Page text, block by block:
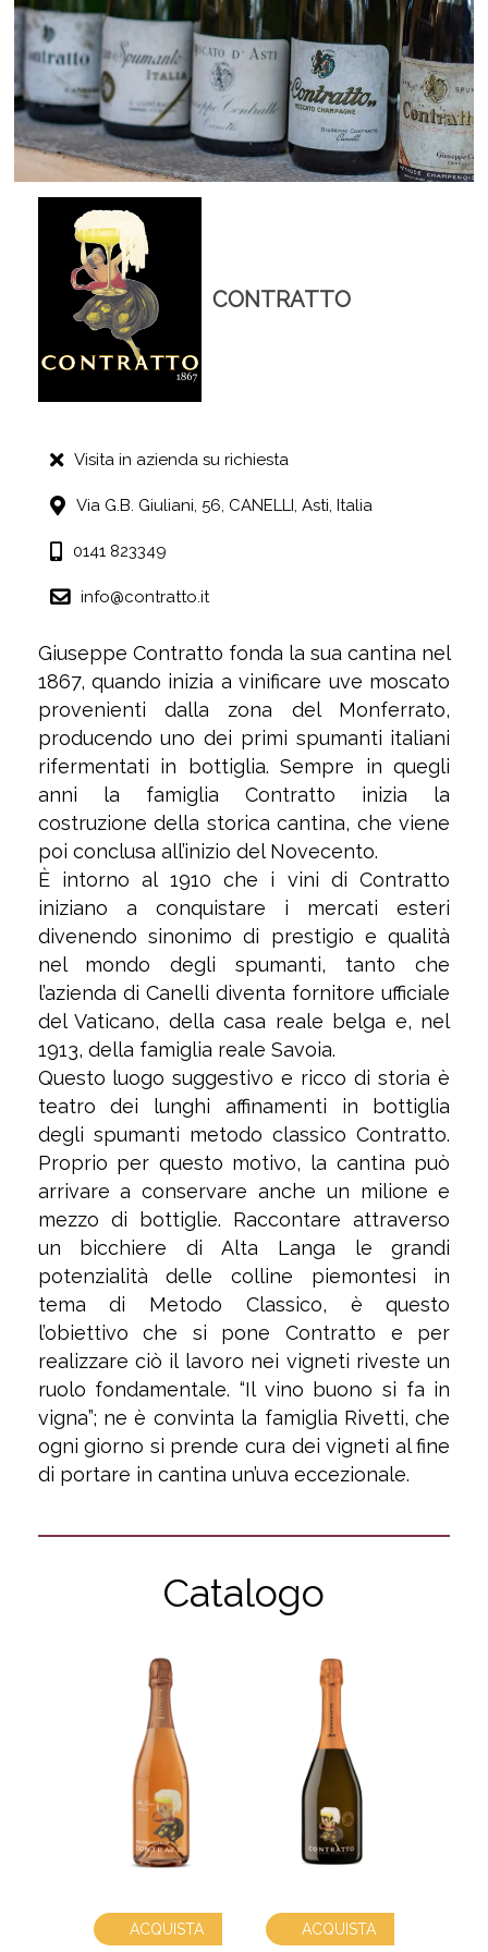
CONTRATTO
Visita in azienda su richiesta
Via G.B. Giuliani, 56, CANELLI, Asti, Italia
0141 823349
info@contratto.it
Giuseppe Contratto fonda la sua cantina nel
1867, quando inizia a vinificare uve moscato
provenienti dalla zona del Monferrato,
producendo uno dei primi spumanti italiani
rifermentati in bottiglia. Sempre in quegli
anni la famiglia Contratto inizia la
costruzione della storica cantina, che viene
poi conclusa all’inizio del Novecento.
È intorno al 1910 che i vini di Contratto
iniziano a conquistare i mercati esteri
divenendo sinonimo di prestigio e qualità
nel mondo degli spumanti, tanto che
l’azienda di Canelli diventa fornitore ufficiale
del Vaticano, della casa reale belga e, nel
1913, della famiglia reale Savoia.
Questo luogo suggestivo e ricco di storia è
teatro dei lunghi affinamenti in bottiglia
degli spumanti metodo classico Contratto.
Proprio per questo motivo, la cantina può
arrivare a conservare anche un milione e
mezzo di bottiglie. Raccontare attraverso
un bicchiere di Alta Langa le grandi
potenzialità delle colline piemontesi in
tema di Metodo Classico, è questo
l’obiettivo che si pone Contratto e per
realizzare ciò il lavoro nei vigneti riveste un
ruolo fondamentale. “Il vino buono si fa in
vigna”; ne è convinta la famiglia Rivetti, che
ogni giorno si prende cura dei vigneti al fine
di portare in cantina un’uva eccezionale.
Catalogo
ACQUISTA
ACQUISTA